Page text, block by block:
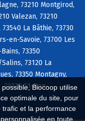
Biocoop utilise
optimale du site, pour
et la performance
en toute
73210 Montgirod,
Valezan, 73210
La Bâthie, 73730
en-Savoie, 73700 Les
73350
73120 La
73350 Montagny,
73120 St-Bon-